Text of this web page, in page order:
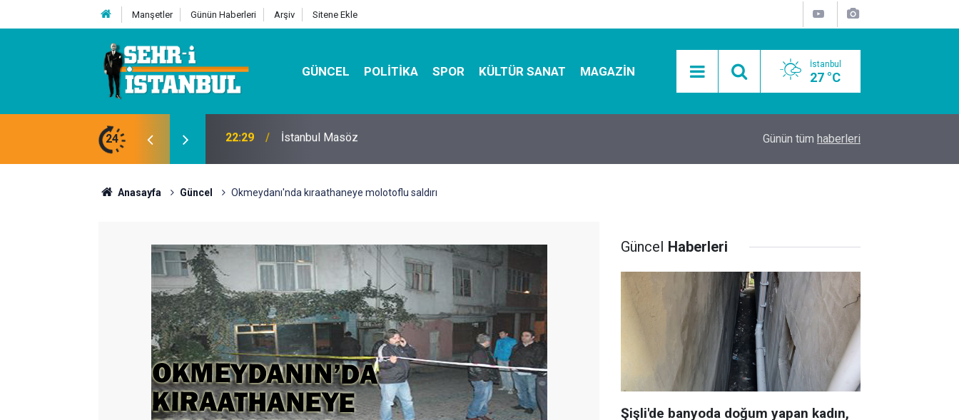
Manşetler Günün Haberleri Arşiv Sitene Ekle
GÜNCEL POLITIKA SPOR KÜLTÜR SANAT MAGAZIN İstanbul
27 °C
24 07:32 Kutu Sihirbazı ile Estetik, Dayanıklı ve Çevre Dostu Ambalaj Mobil Araçlarla Hayır Lokması Dağıtımının
Günün tüm haberleri
Anasayfa Güncel Okmeydanı'nda kıraathaneye molotoflu saldırı
Güncel Haberleri
Şişli'de banyoda doğum yapan kadın,